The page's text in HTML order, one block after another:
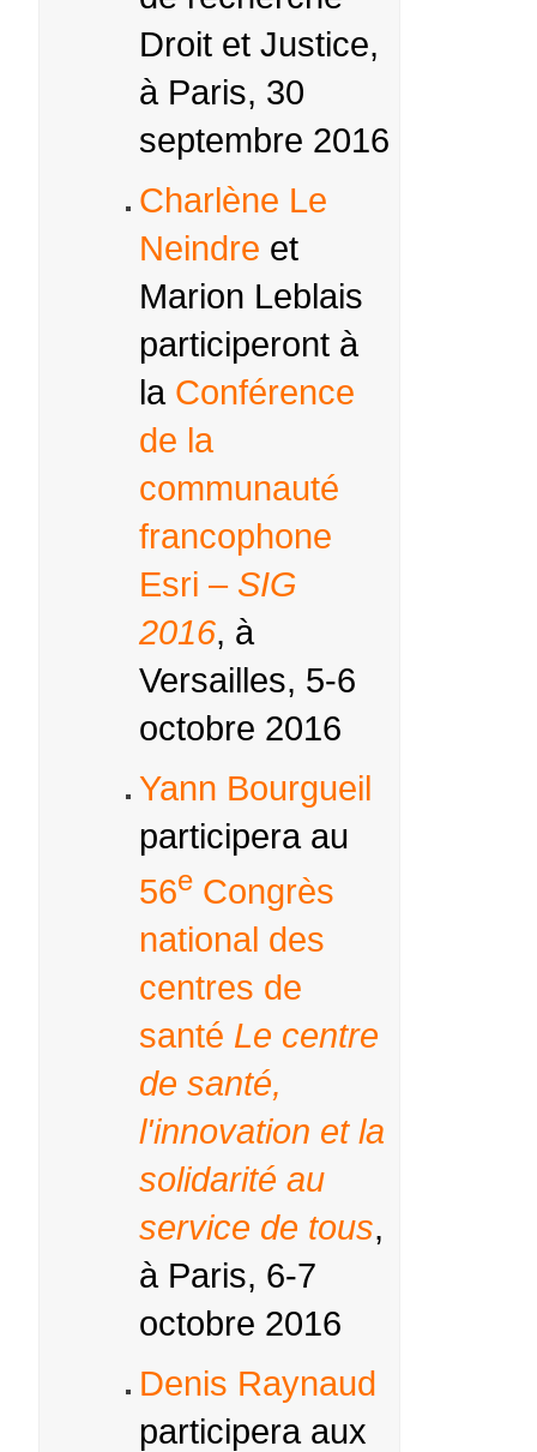
Droit et Justice,
à Paris, 30
septembre 2016
Charlène Le
Neindre et
Marion Leblais
participeront à
la Conférence
de la
communauté
francophone
Esri – SIG
2016, à
Versailles, 5-6
octobre 2016
Yann Bourgueil
participera au
56eCongrès
national des
centres de
santé Le centre
de santé,
l'innovation et la
solidarité au
service de tous,
à Paris, 6-7
octobre 2016
Denis Raynaud
participera aux